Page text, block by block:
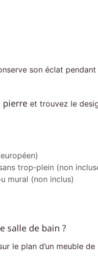
son éclat
pierre et trouvez le
trop‑plein (non
mural (non inclus)
salle de bain ?
le plan d’un meuble